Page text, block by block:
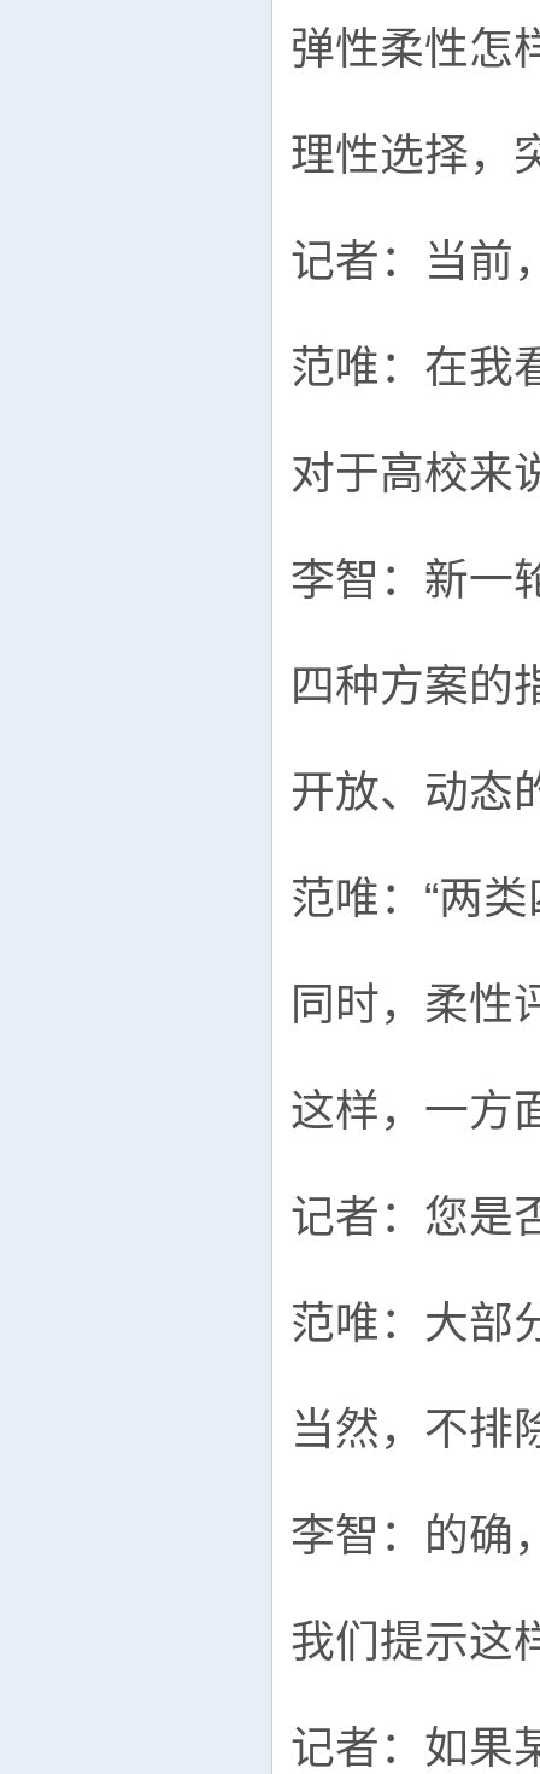
弹性柔性怎
理性选择，
记者：当前
范唯：在我
对于高校来
李智：新一
四种方案的
开放、动态
范唯：“两
同时，柔性
这样，一方
记者：您是
范唯：大部
当然，不排
李智：的确
我们提示这
记者：如果